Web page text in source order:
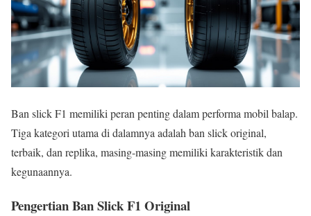
Ban slick F1 memiliki peran penting dalam performa mobil balap.
Tiga kategori utama di dalamnya adalah ban slick original,
terbaik, dan replika, masing-masing memiliki karakteristik dan
kegunaannya.
Pengertian Ban Slick F1 Original